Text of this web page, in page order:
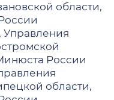
области,
Управления
России
области,